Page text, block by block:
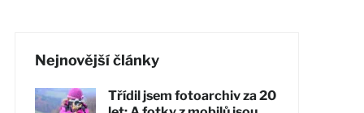
Nejnovější články
Třídil jsem fotoarchiv za 20